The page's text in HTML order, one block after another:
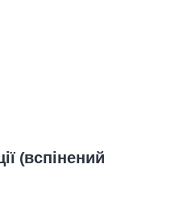
(вспінений